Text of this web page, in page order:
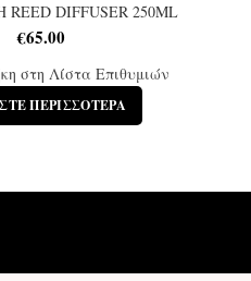
REED DIFFUSER 250ML
€65.00
στη Λίστα Επιθυμιών
ΠΕΡΙΣΣΌΤΕΡΑ